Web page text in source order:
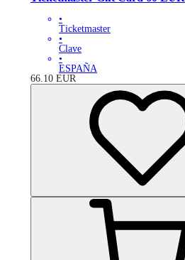
•
Ticketmaster
•
Clave
•
ESPAÑA
66.10 EUR